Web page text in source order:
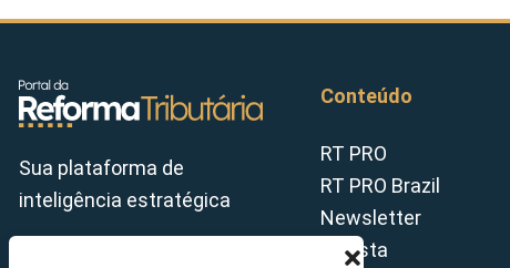
Sua plataforma de
inteligência estratégica
Conteúdo
RT PRO
RT PRO Brazil
Newsletter
Revista